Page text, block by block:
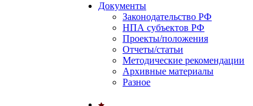
Документы
Законодательство РФ
НПА субъектов РФ
Проекты/положения
Отчеты/статьи
Методические рекомендации
Архивные материалы
Разное